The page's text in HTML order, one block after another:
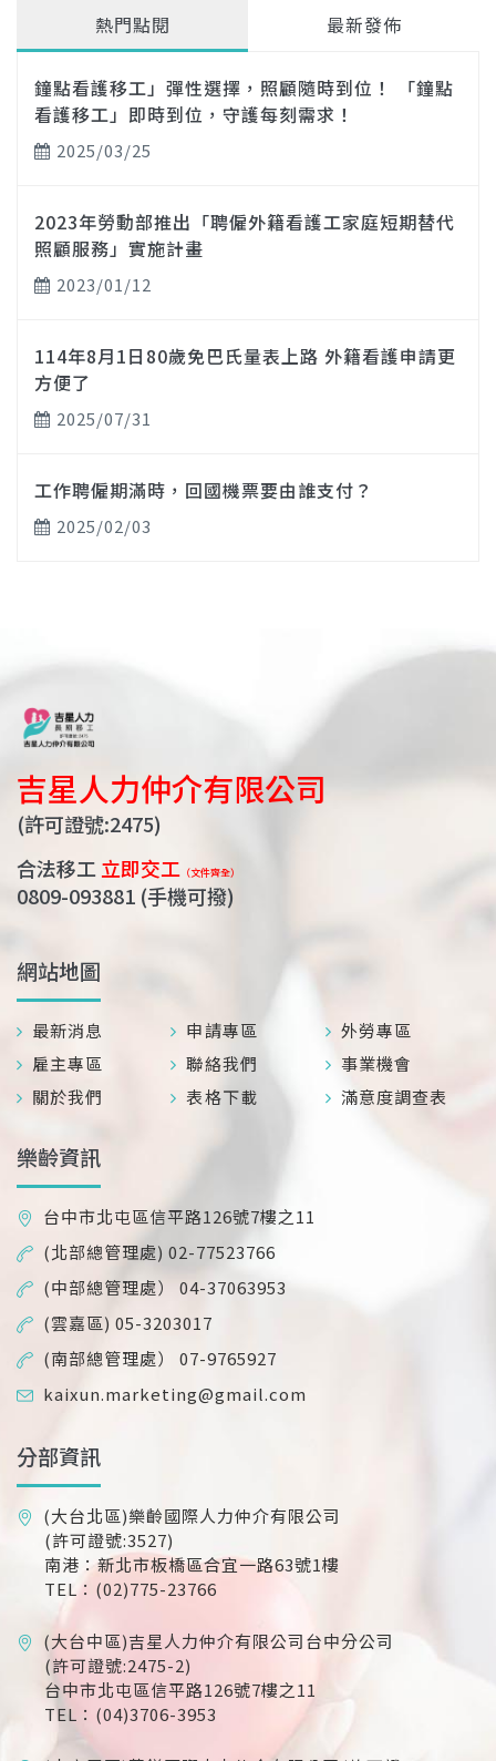
熱門點閱 最新發佈
鐘點看護移工」彈性選擇，照顧隨時到位！ 「鐘點
看護移工」即時到位，守護每刻需求！
2025/03/25
2023年勞動部推出「聘僱外籍看護工家庭短期替代
照顧服務」實施計畫
2023/01/12
114年8月1日80歲免巴氏量表上路 外籍看護申請更
方便了
2025/07/31
工作聘僱期滿時，回國機票要由誰支付？
2025/02/03
吉星人力仲介有限公司
(許可證號:2475)
合法移工立即交工 （文件齊全）
0809-093881 (手機可撥)
網站地圖
最新消息 申請專區
外勞專區
雇主專區
聯絡我們
事業機會
關於我們
表格下載 滿意度調查表
樂齡資訊
台中市北屯區信平路126號7樓之11
(北部總管理處) 02-77523766
(中部總管理處） 04-37063953
(雲嘉區) 05-3203017
(南部總管理處） 07-9765927
kaixun.marketing@gmail.com
分部資訊
(大台北區)樂齡國際人力仲介有限公司
(許可證號:3527)
南港：新北市板橋區合宜一路63號1樓
TEL：(02)775-23766
(大台中區)吉星人力仲介有限公司台中分公司
(許可證號:2475-2)
台中市北屯區信平路126號7樓之11
TEL：(04)3706-3953